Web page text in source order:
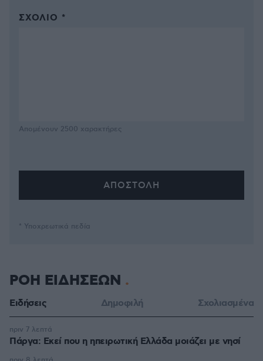
ΣΧΌΛΙΟ *
Απομένουν 2500 χαρακτήρες
* Υποχρεωτικά πεδία
ΡΟΗ ΕΙΔΗΣΕΩΝ
Ειδήσεις Δημοφιλή Σχολιασμένα
Πάργα: Εκεί που η ηπειρωτική Ελλάδα μοιάζει με νησί
πριν 7 λεπτά